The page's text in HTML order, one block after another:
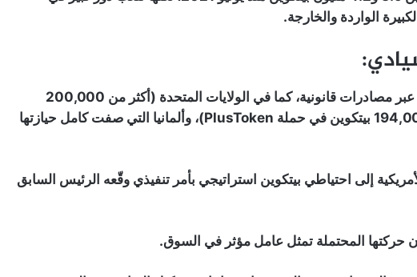
الواردة والخارجة.
:
تزايدت أيضا حيازات الحكومات، خاصة عبر مصادرات قانونية، كما في الولايات المتحدة (أكثر من 200,000
بيتكوين)، المملكة المتحدة، الصين (194,000 بيتكوين في حملة PlusToken)، وألمانيا التي صفت كامل حيازتها
إلى احتياطي بيتكوين استراتيجي بأمر تنفيذي وقّعه الرئيس السابق
حركتها المحتملة تمثل عامل مؤثر في السوق.
90 دولار لأول مرة منذ يونيو: هل بدأت خطة
“مايكل سايلور” تؤتي ثمارها؟
لعملة “Dogecoin”
هونغ كونغ وتطالب بتعويضات تصل إلى
470 مليون دولار